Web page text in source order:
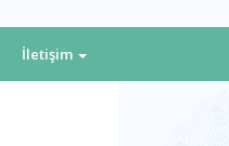
İletişim